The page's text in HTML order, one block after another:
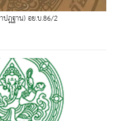
ฎฐาน) อย.บ.86/2